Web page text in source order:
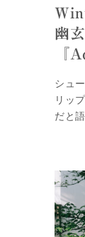
幽
『
シュ
リッ
だと